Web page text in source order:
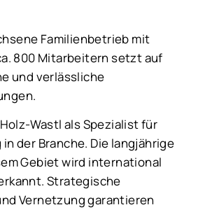
Familienbetrieb mit
800 Mitarbeitern setzt auf
und verlässliche
Wastl als Spezialist für
der Branche. Die langjährige
Gebiet wird international
Strategische
Vernetzung garantieren